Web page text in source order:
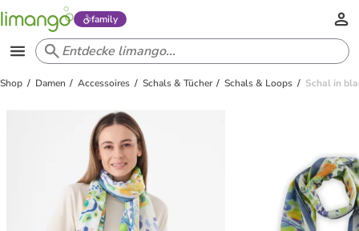
family
Shop Damen Accessoires Schals & Tücher Schals & Loops Schal in